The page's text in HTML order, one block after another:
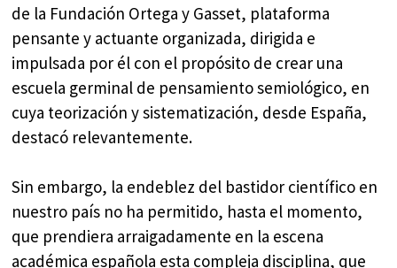
de la Fundación Ortega y Gasset, plataforma
pensante y actuante organizada, dirigida e
impulsada por él con el propósito de crear una
escuela germinal de pensamiento semiológico, en
cuya teorización y sistematización, desde España,
destacó relevantemente.
Sin embargo, la endeblez del bastidor científico en
nuestro país no ha permitido, hasta el momento,
que prendiera arraigadamente en la escena
académica española esta compleja disciplina, que